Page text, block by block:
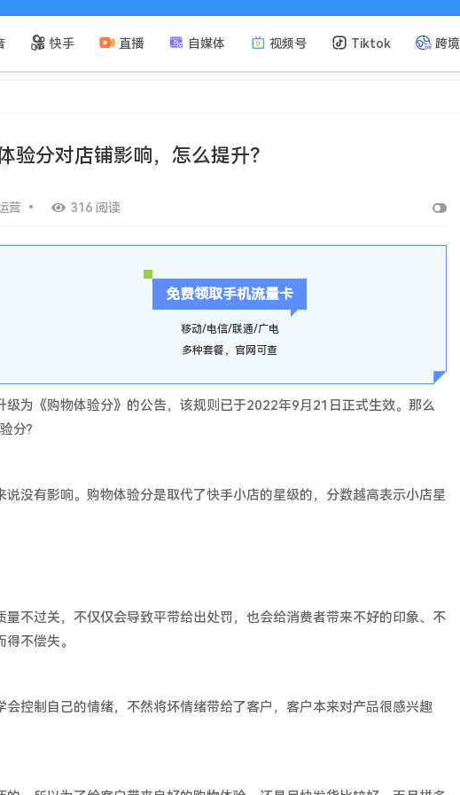
快手 直播 自媒体 视频号 Tiktok 跨境
验分对店铺影响，怎么提升？
营 • 316 阅读
免费领取手机流量卡
移动/电信/联通/广电
多种套餐，官网可查
为《购物体验分》的公告，该规则已于2022年9月21日正式生效。那么
分?
没有影响。购物体验分是取代了快手小店的星级的，分数越高表示小店星
不过关，不仅仅会导致平带给出处罚，也会给消费者带来不好的印象、不
不偿失。
控制自己的情绪，不然将坏情绪带给了客户，客户本来对产品很感兴趣